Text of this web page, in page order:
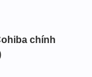
chính